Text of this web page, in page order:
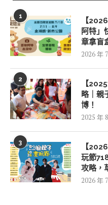
1
【
阿特」
章拿盲
2026 年
2
【
略｜親
博！
2025 年
3
【
玩節
攻略，
2026 年